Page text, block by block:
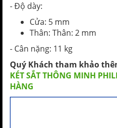
- Độ dày:
Cửa: 5 mm
Thân: Thân: 2 mm
- Cân nặng: 11 kg
Quý Khách tham khảo
KÉT SẮT THÔNG MINH
HÀNG